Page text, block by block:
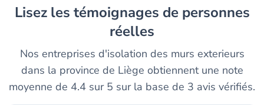
Lisez les témoignages de personnes
réelles
Nos entreprises d'isolation des murs exterieurs
dans la province de Liège obtiennent une note
moyenne de 4.4 sur 5 sur la base de 3 avis vérifiés.